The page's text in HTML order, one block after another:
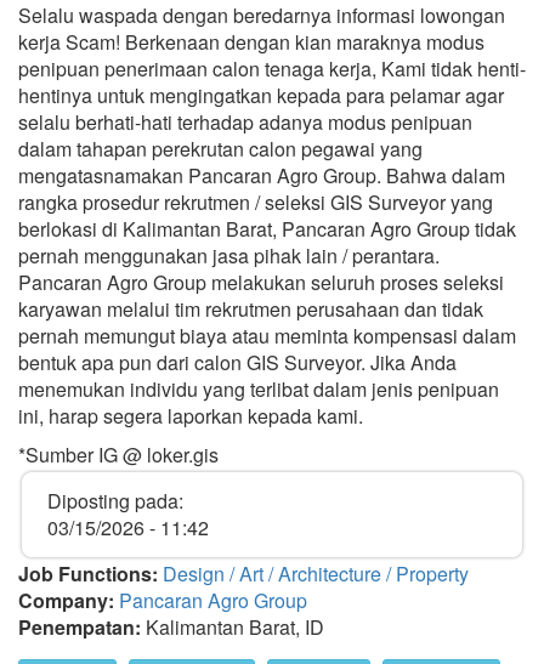
Selalu waspada dengan beredarnya informasi lowongan
kerja Scam! Berkenaan dengan kian maraknya modus
penipuan penerimaan calon tenaga kerja, Kami tidak henti-
hentinya untuk mengingatkan kepada para pelamar agar
selalu berhati-hati terhadap adanya modus penipuan
dalam tahapan perekrutan calon pegawai yang
mengatasnamakan Pancaran Agro Group. Bahwa dalam
rangka prosedur rekrutmen / seleksi GIS Surveyor yang
berlokasi di Kalimantan Barat, Pancaran Agro Group tidak
pernah menggunakan jasa pihak lain / perantara.
Pancaran Agro Group melakukan seluruh proses seleksi
karyawan melalui tim rekrutmen perusahaan dan tidak
pernah memungut biaya atau meminta kompensasi dalam
bentuk apa pun dari calon GIS Surveyor. Jika Anda
menemukan individu yang terlibat dalam jenis penipuan
ini, harap segera laporkan kepada kami.
*Sumber IG @ loker.gis
Diposting pada:
03/15/2026 - 11:42
Job Functions: Design / Art / Architecture / Property
Company: Pancaran Agro Group
Penempatan: Kalimantan Barat, ID